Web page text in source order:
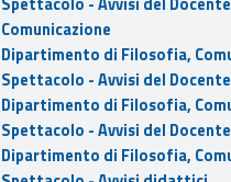
Comunicazione
Dipartimento di Filosofia,
Spettacolo - Avvisi del Docente
Dipartimento di Filosofia,
Spettacolo - Avvisi del
Dipartimento di Filosofia,